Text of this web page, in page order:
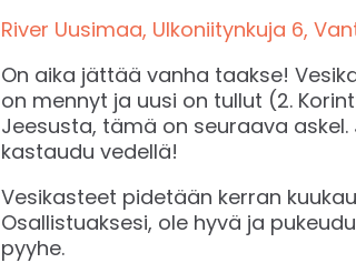
River Uusimaa, Ulkoniitynkuja 6,
On aika jättää vanha taakse!
on mennyt ja uusi on tullut (2.
Jeesusta, tämä on seuraava
kastaudu vedellä!
Vesikasteet pidetään kerran
Osallistuaksesi, ole hyvä ja
pyyhe.